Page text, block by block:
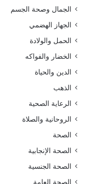
الجمال وصحة الجسم
الجهاز الهضمي
الحمل والولادة
الخضار والفواكه
الدين والحياة
الذهب
الرعاية الصحية
الروحانية والصلاة
الصحة
الصحة الإنجابية
الصحة الجنسية
الصحة العامة